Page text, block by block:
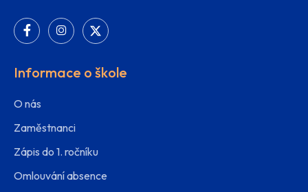
Informace o škole
O nás
Zaměstnanci
Zápis do 1. ročníku
Omlouvání absence